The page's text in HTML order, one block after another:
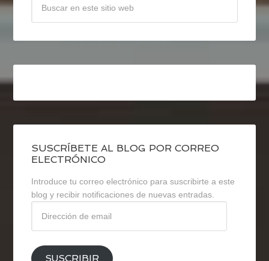
SUSCRÍBETE AL BLOG POR CORREO
ELECTRÓNICO
Introduce tu correo electrónico para suscribirte a este
blog y recibir notificaciones de nuevas entradas.
email
SUSCRIBIR